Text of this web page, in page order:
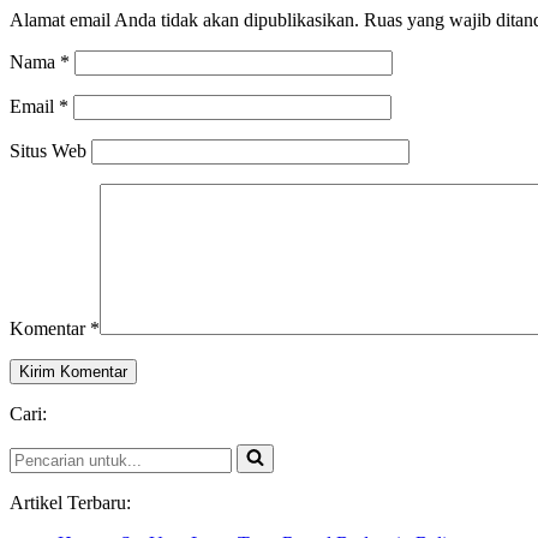
Alamat email Anda tidak akan dipublikasikan. Ruas yang wajib
Nama *
Email *
Situs Web
Komentar *
Cari:
Pencarian
untuk...
Artikel Terbaru: